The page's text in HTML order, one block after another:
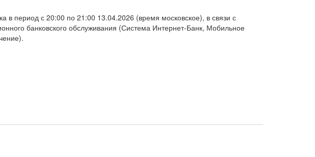
период с 20:00 по 21:00 13.04.2026 (время московское), в связи с
банковского обслуживания (Система Интернет-Банк, Мобильное